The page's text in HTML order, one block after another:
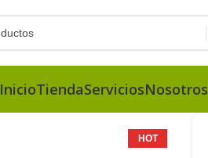
InicioTiendaServiciosNosotros
HOT